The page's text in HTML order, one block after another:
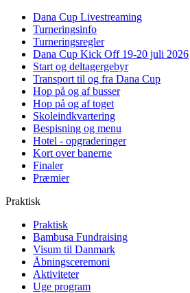
Dana Cup Livestreaming
Turneringsinfo
Turneringsregler
Dana Cup Kick Off 19-20 juli 2026
Start og deltagergebyr
Transport til og fra Dana Cup
Hop på og af busser
Hop på og af toget
Skoleindkvartering
Bespisning og menu
Hotel - opgraderinger
Kort over banerne
Finaler
Præmier
Praktisk
Praktisk
Bambusa Fundraising
Visum til Danmark
Åbningsceremoni
Aktiviteter
Uge program